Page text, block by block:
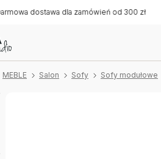
dostawa dla zamówień od 300 zł
MEBLE Salon Sofy Sofy modułowe